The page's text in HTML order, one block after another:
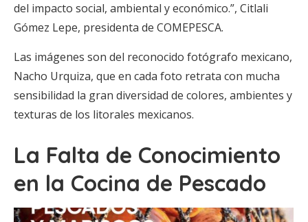
del impacto social, ambiental y económico.”, Citlali
Gómez Lepe, presidenta de COMEPESCA.
Las imágenes son del reconocido fotógrafo mexicano,
Nacho Urquiza, que en cada foto retrata con mucha
sensibilidad la gran diversidad de colores, ambientes y
texturas de los litorales mexicanos.
La Falta de Conocimiento
en la Cocina de Pescado